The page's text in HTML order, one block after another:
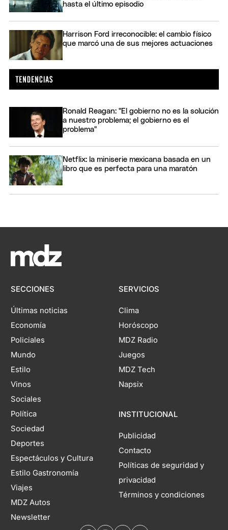
hasta el último episodio
Harrison Ford irreconocible: el cambio físico
que marcó una de sus mejores actuaciones
Ronald Reagan: "El gobierno no es la solución
a nuestro problema; el gobierno es el
problema"
Netflix: la miniserie mexicana basada en un
libro que es perfecta para una maratón
SECCIONES
Últimas noticias
Economía
Policiales
Mundo
Estilo
Vinos
Sociales
Política
Sociedad
Deportes
Espectáculos y Cultura
Estilo Gastronomía
Viajes
MDZ Autos
Newsletter
SERVICIOS
Clima
Horóscopo
MDZ Radio
Juegos
MDZ Tech
Napsix
INSTITUCIONAL
Publicidad
Contacto
Políticas de seguridad y
privacidad
Términos y condiciones